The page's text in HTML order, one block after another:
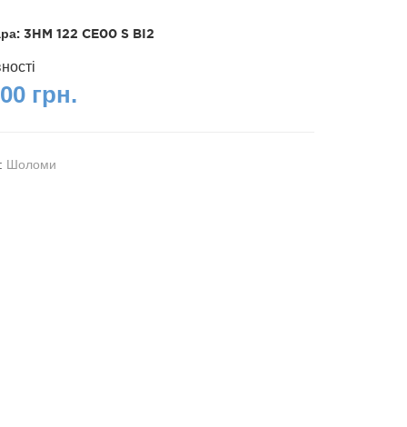
3HM 122 CE00 S BI2
грн.
Шоломи